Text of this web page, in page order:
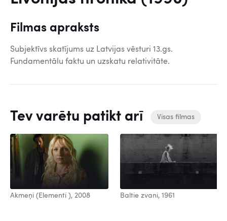
Filmas apraksts
Subjektīvs skatījums uz Latvijas vēsturi 13.gs.
Fundamentālu faktu un uzskatu relativitāte.
Tev varētu patikt arī Visas filmas
Akmeņi (Elementi ), 2008 Baltie zvani, 1961